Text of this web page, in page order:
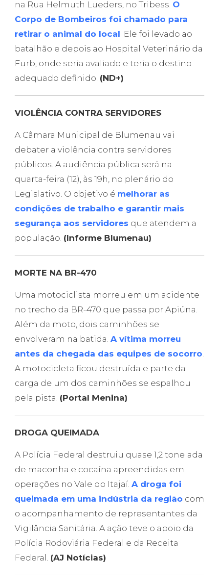
na Rua Helmuth Lueders, no Tribess. O
Corpo de Bombeiros foi chamado para
retirar o animal do local. Ele foi levado ao
batalhão e depois ao Hospital Veterinário da
Furb, onde seria avaliado e teria o destino
adequado definido. (ND+)
VIOLÊNCIA CONTRA SERVIDORES
A Câmara Municipal de Blumenau vai
debater a violência contra servidores
públicos. A audiência pública será na
quarta-feira (12), às 19h, no plenário do
Legislativo. O objetivo é melhorar as
condições de trabalho e garantir mais
segurança aos servidores que atendem a
população. (Informe Blumenau)
MORTE NA BR-470
Uma motociclista morreu em um acidente
no trecho da BR-470 que passa por Apiúna.
Além da moto, dois caminhões se
envolveram na batida. A vítima morreu
antes da chegada das equipes de socorro.
A motocicleta ficou destruída e parte da
carga de um dos caminhões se espalhou
pela pista. (Portal Menina)
DROGA QUEIMADA
A Polícia Federal destruiu quase 1,2 tonelada
de maconha e cocaína apreendidas em
operações no Vale do Itajaí. A droga foi
queimada em uma indústria da região com
o acompanhamento de representantes da
Vigilância Sanitária. A ação teve o apoio da
Polícia Rodoviária Federal e da Receita
Federal. (AJ Notícias)